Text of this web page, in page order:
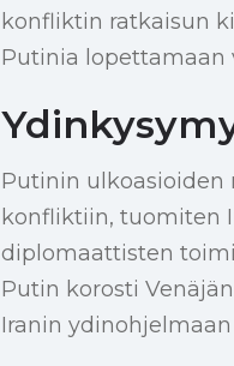
konfliktin ratkaisun
Putinia lopettamaan
Putinin ulkoasioiden
konfliktiin, tuomiten
diplomaattisten
Putin korosti
Iranin